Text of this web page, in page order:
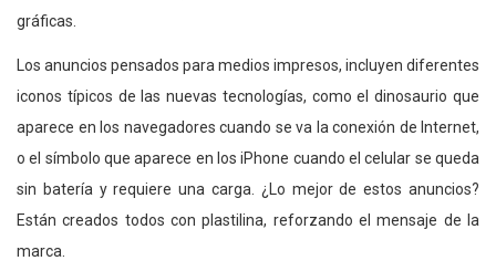
gráficas.
Los anuncios pensados para medios impresos, incluyen diferentes
iconos típicos de las nuevas tecnologías, como el dinosaurio que
aparece en los navegadores cuando se va la conexión de Internet,
o el símbolo que aparece en los iPhone cuando el celular se queda
sin batería y requiere una carga. ¿Lo mejor de estos anuncios?
Están creados todos con plastilina, reforzando el mensaje de la
marca.